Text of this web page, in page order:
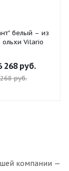
белый – из
ольхи Vilario
268 руб.
руб.
компании —